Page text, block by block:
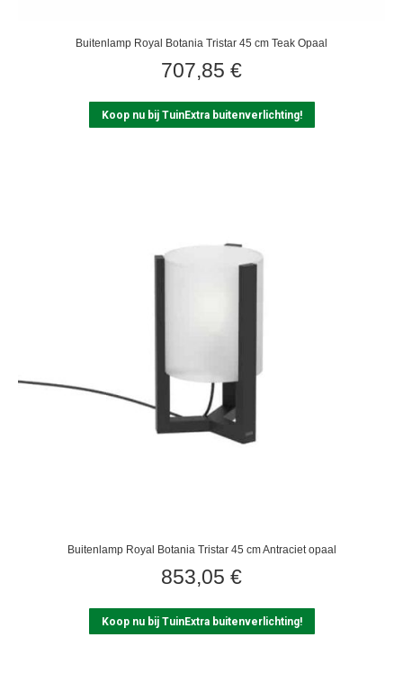
Buitenlamp Royal Botania Tristar 45 cm Teak Opaal
707,85 €
Koop nu bij TuinExtra buitenverlichting!
Buitenlamp Royal Botania Tristar 45 cm Antraciet opaal
853,05 €
Koop nu bij TuinExtra buitenverlichting!